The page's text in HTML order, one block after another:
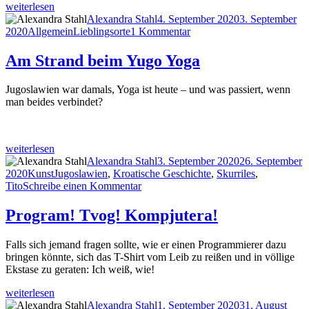
„Trinken
mit
Stan
Olli“
weiterlesen
Autor
Alexandra StahlVeröffentlicht
am
4. September 20203. September
2020Kategorien
AllgemeinSchlagwörter
Lieblingsorte1 Kommentarzu
mit
Stan
Olli
Am Strand beim Yugo Yoga
Jugoslawien war damals, Yoga ist heute – und was passiert, wenn
man beides verbindet?
„Am
Strand
beim
Yugo
weiterlesen
Autor
Alexandra StahlVeröffentlicht
am
3. September 202026. September
2020Kategorien
KunstSchlagwörter
Jugoslawien, Kroatische Geschichte, Skurriles,
TitoSchreibe einen Kommentarzu
Strand
beim
Yoga
Program! Tvog! Kompjutera!
Falls sich jemand fragen sollte, wie er einen Programmierer dazu
bringen könnte, sich das T-Shirt vom Leib zu reißen und in völlige
Ekstase zu geraten: Ich weiß, wie!
„Program!
Tvog!
weiterlesen
Autor
Alexandra StahlVeröffentlicht
1. September 202031. August